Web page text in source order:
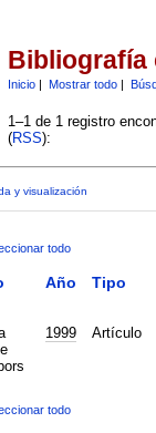
Bibliografía
Inicio| Mostrar todo|
1–1 de 1 registro
(RSS):
y visualización
todo
Año Tipo
1999 Artículo
todo